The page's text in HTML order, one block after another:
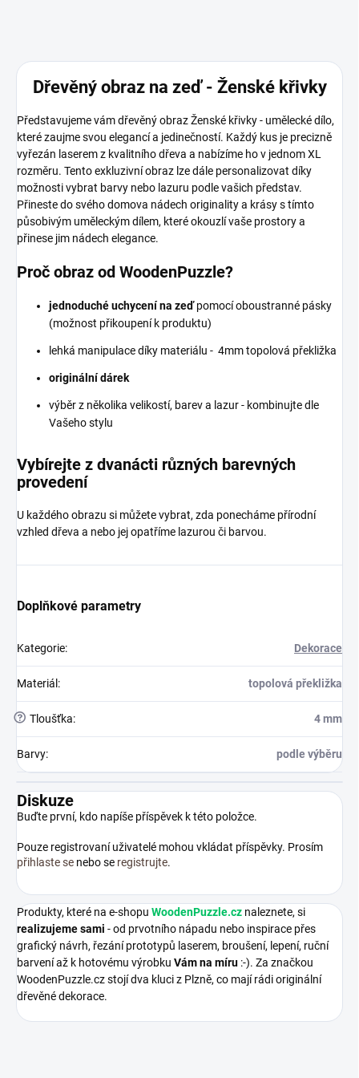
Dřevěný obraz na zeď - Ženské křivky
Představujeme vám dřevěný obraz Ženské křivky - umělecké dílo,
které zaujme svou elegancí a jedinečností. Každý kus je precizně
vyřezán laserem z kvalitního dřeva a nabízíme ho v jednom XL
rozměru. Tento exkluzivní obraz lze dále personalizovat díky
možnosti vybrat barvy nebo lazuru podle vašich představ.
Přineste do svého domova nádech originality a krásy s tímto
působivým uměleckým dílem, které okouzlí vaše prostory a
přinese jim nádech elegance.
Proč obraz od WoodenPuzzle?
jednoduché uchycení na zeďpomocí oboustranné pásky
(možnost přikoupení k produktu)
lehká manipulace díky materiálu - 4mm topolová překližka
originální dárek
výběr z několika velikostí, barev a lazur - kombinujte dle
Vašeho stylu
Vybírejte z dvanácti různých barevných
provedení
U každého obrazu si můžete vybrat, zda ponecháme přírodní
vzhled dřeva a nebo jej opatříme lazurou či barvou.
Doplňkové parametry
Kategorie: Dekorace
Materiál : topolová překližka
? Tloušťka: 4 mm
Barvy: podle výběru
Diskuze
Buďte první, kdo napíše příspěvek k této položce.
Pouze registrovaní uživatelé mohou vkládat příspěvky. Prosím
přihlaste se nebo se registrujte.
Produkty, které na e-shopu WoodenPuzzle.cz naleznete, si
realizujeme sami - od prvotního nápadu nebo inspirace přes
grafický návrh, řezání prototypů laserem, broušení, lepení, ruční
barvení až k hotovému výrobku Vám na míru :-). Za značkou
WoodenPuzzle.cz stojí dva kluci z Plzně, co mají rádi originální
dřevěné dekorace.